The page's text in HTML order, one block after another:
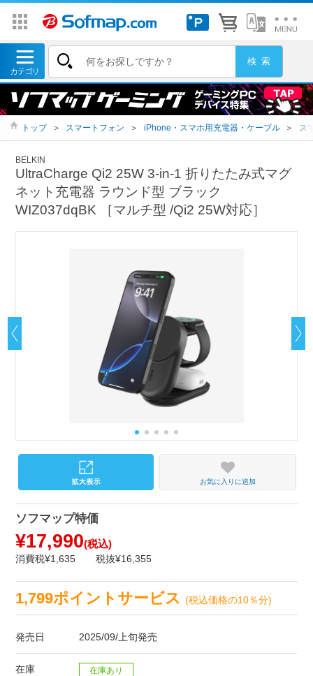
トップ ＞ スマートフォン ＞ iPhone・スマホ用充電器・ケーブル ＞ ス
BELKIN
UltraCharge Qi2 25W 3-in-1 折りたたみ式マグ
ネット充電器 ラウンド型 ブラック
WIZ037dqBK ［マルチ型 /Qi2 25W対応］
お気に入りに追加
ソフマップ特価
¥17,990(税込)
消費税¥1,635 税抜¥16,355
1,799ポイントサービス(税込価格の10％分)
発売日 2025/09/上旬発売
在庫 在庫あり